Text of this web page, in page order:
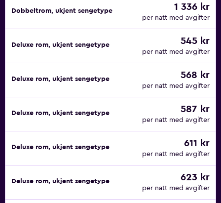
Dobbeltrom, ukjent sengetype 1 336 kr
per natt med avgifter
Deluxe rom, ukjent sengetype 545 kr
per natt med avgifter
Deluxe rom, ukjent sengetype 568 kr
per natt med avgifter
Deluxe rom, ukjent sengetype 587 kr
per natt med avgifter
Deluxe rom, ukjent sengetype 611 kr
per natt med avgifter
Deluxe rom, ukjent sengetype 623 kr
per natt med avgifter